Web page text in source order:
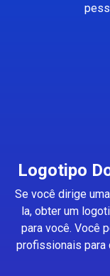
Logotipo
Se você dirige
la, obter um
para você. Você
profissionais para